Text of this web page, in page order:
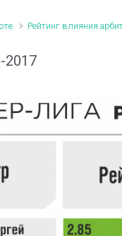
Рейтинг влияния
2017